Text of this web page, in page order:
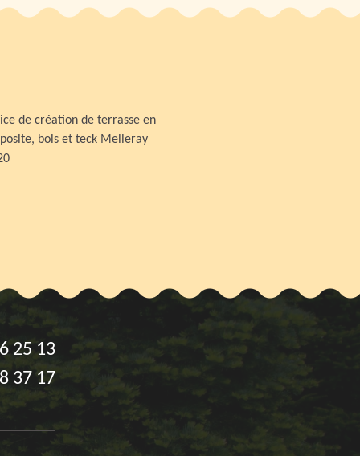
de création de terrasse en
bois et teck Melleray
25 13
37 17